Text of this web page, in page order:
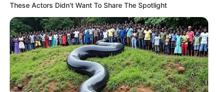
These Actors Didn't Want To Share The Spotlight